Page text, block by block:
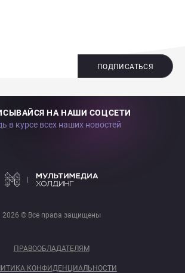
ПОДПИСАТЬСЯ
НА НАШИ СОЦСЕТИ
в курсе всех наших новостей
2026 © Все права защищены
ПРАВООБЛАДАТЕЛЯМ
КОНФИДЕНЦИАЛЬНОСТИ